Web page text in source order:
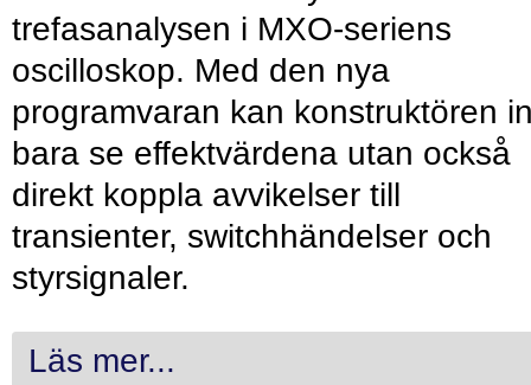
trefasanalysen i MXO-seriens
oscilloskop. Med den nya
programvaran kan konstruktören
bara se effektvärdena utan också
direkt koppla avvikelser till
transienter, switchhändelser och
styrsignaler.
Läs mer...